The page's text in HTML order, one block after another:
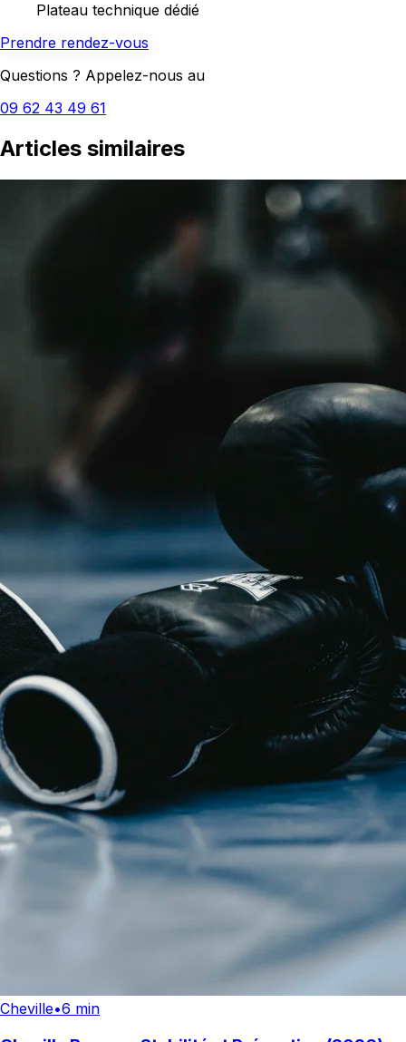
Plateau technique dédié
Prendre rendez-vous
Questions ? Appelez-nous au
09 62 43 49 61
Articles similaires
Cheville•6 min